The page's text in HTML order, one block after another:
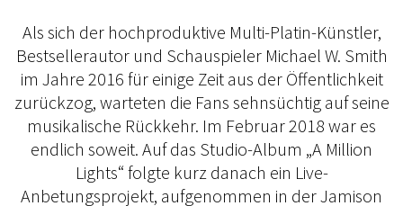
Als sich der hochproduktive Multi-Platin-Künstler,
Bestsellerautor und Schauspieler Michael W. Smith
im Jahre 2016 für einige Zeit aus der Öffentlichkeit
zurückzog, warteten die Fans sehnsüchtig auf seine
musikalische Rückkehr. Im Februar 2018 war es
endlich soweit. Auf das Studio-Album „A Million
Lights“ folgte kurz danach ein Live-
Anbetungsprojekt, aufgenommen in der Jamison